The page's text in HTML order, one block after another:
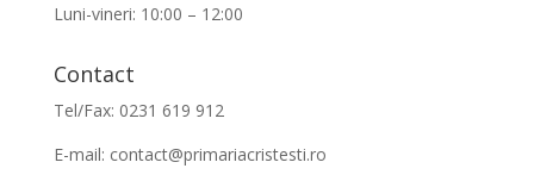
Luni-vineri: 10:00 – 12:00
Contact
Tel/Fax: 0231 619 912
E-mail: contact@primariacristesti.ro